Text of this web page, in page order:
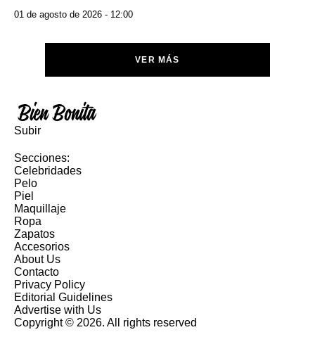
01 de agosto de 2026 - 12:00
VER MÁS
Subir
Secciones:
Celebridades
Pelo
Piel
Maquillaje
Ropa
Zapatos
Accesorios
About Us
Contacto
Privacy Policy
Editorial Guidelines
Advertise with Us
Copyright © 2026. All rights reserved